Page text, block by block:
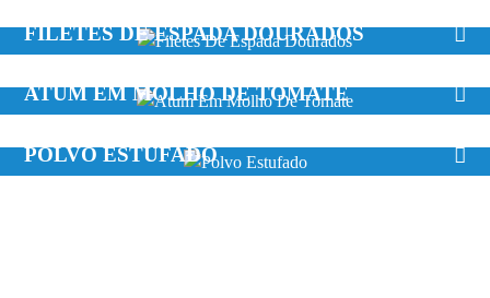
FILETES DE ESPADA DOURADOS
ATUM EM MOLHO DE TOMATE
POLVO ESTUFADO